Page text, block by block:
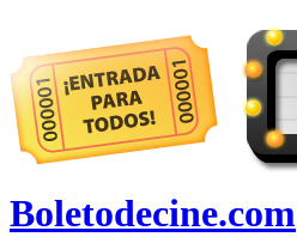
Boletodecine.com